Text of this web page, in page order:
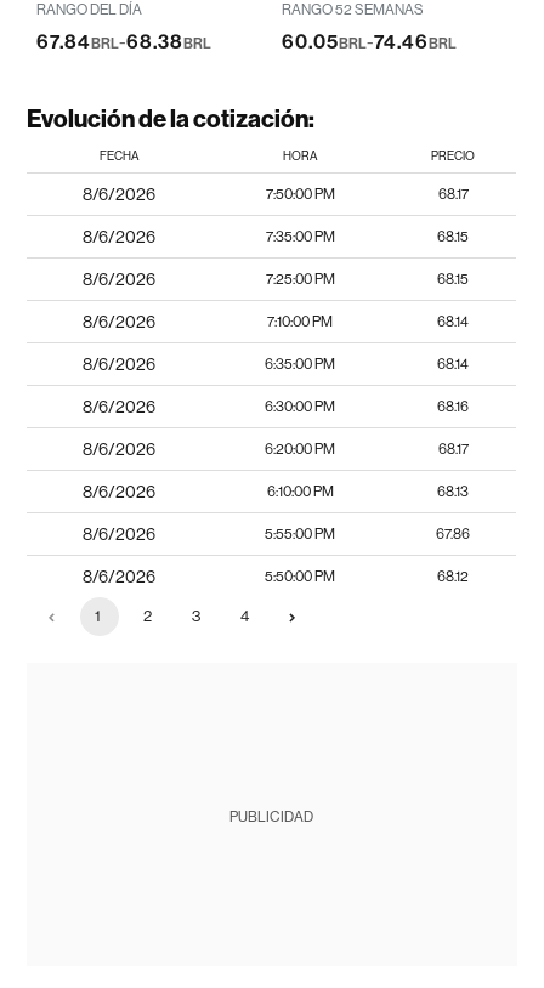
RANGO DEL DÍA
67.84BRL-68.38BRL
RANGO 52 SEMANAS
60.05 BRL-74.46 BRL
Evolución de la cotización:
FECHA HORA PRECIO
8/6/2026 7:50:00 PM 68.17
8/6/2026 7:35:00 PM 68.15
8/6/2026 7:25:00 PM 68.15
8/6/2026 7:10:00 PM 68.14
8/6/2026 6:35:00 PM 68.14
8/6/2026 6:30:00 PM 68.16
8/6/2026 6:20:00 PM 68.17
8/6/2026 6:10:00 PM 68.13
8/6/2026 5:55:00 PM 67.86
8/6/2026 5:50:00 PM 68.12
1 2 3 4
PUBLICIDAD